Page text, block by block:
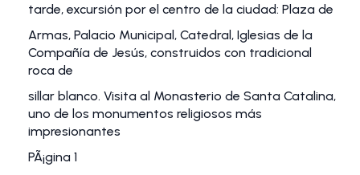
tarde, excursión por el centro de la ciudad: Plaza de
Armas, Palacio Municipal, Catedral, Iglesias de la
Compañía de Jesús, construidos con tradicional
roca de
sillar blanco. Visita al Monasterio de Santa Catalina,
uno de los monumentos religiosos más
impresionantes
PÃ¡gina 1